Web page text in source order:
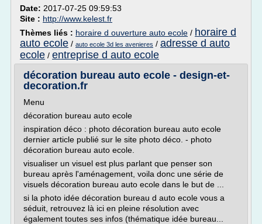
Date: 2017-07-25 09:59:53
Site : http://www.kelest.fr
Thèmes liés : horaire d ouverture auto ecole / horaire d
auto ecole / auto ecole 3d les avenieres / adresse d auto
ecole / entreprise d auto ecole
décoration bureau auto ecole - design-et-
decoration.fr
Menu
décoration bureau auto ecole
inspiration déco : photo décoration bureau auto ecole
dernier article publié sur le site photo déco. - photo
décoration bureau auto ecole.
visualiser un visuel est plus parlant que penser son
bureau après l'aménagement, voila donc une série de
visuels décoration bureau auto ecole dans le but de ...
si la photo idée décoration bureau d auto ecole vous a
séduit, retrouvez là ici en pleine résolution avec
également toutes ses infos (thématique idée bureau...